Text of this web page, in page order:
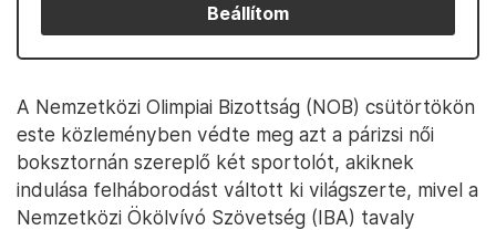
Beállítom
A Nemzetközi Olimpiai Bizottság (NOB) csütörtökön
este közleményben védte meg azt a párizsi női
boksztornán szereplő két sportolót, akiknek
indulása felháborodást váltott ki világszerte, mivel a
Nemzetközi Ökölvívó Szövetség (IBA) tavaly